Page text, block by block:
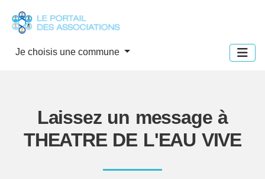
Je choisis une commune
Laissez un message à
THEATRE DE L'EAU VIVE